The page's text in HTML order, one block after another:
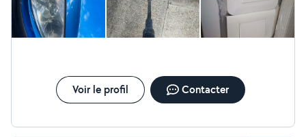
Voir le profil Contacter